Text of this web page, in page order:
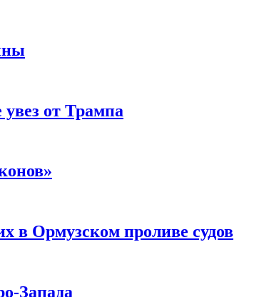
от Трампа
в Ормузском проливе судов
Запада